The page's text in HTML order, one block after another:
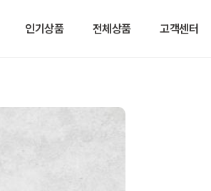
인기상품 전체상품 고객센터